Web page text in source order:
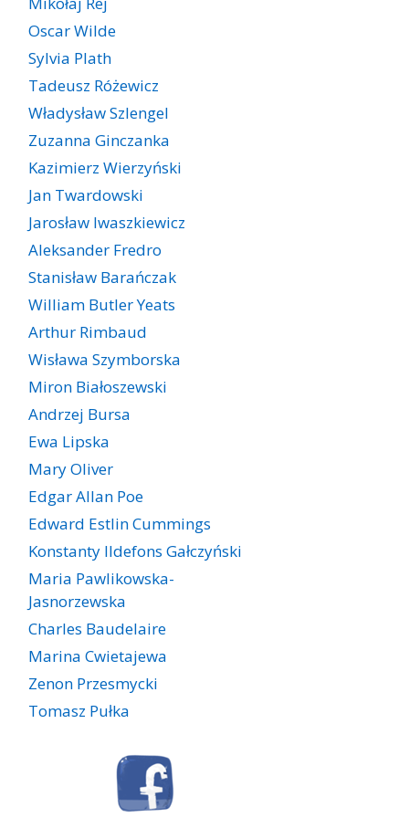
Oscar Wilde
Sylvia Plath
Tadeusz Różewicz
Władysław Szlengel
Zuzanna Ginczanka
Kazimierz Wierzyński
Jan Twardowski
Jarosław Iwaszkiewicz
Aleksander Fredro
Stanisław Barańczak
William Butler Yeats
Arthur Rimbaud
Wisława Szymborska
Miron Białoszewski
Andrzej Bursa
Ewa Lipska
Mary Oliver
Edgar Allan Poe
Edward Estlin Cummings
Konstanty Ildefons Gałczyński
Maria Pawlikowska-
Jasnorzewska
Charles Baudelaire
Marina Cwietajewa
Zenon Przesmycki
Tomasz Pułka